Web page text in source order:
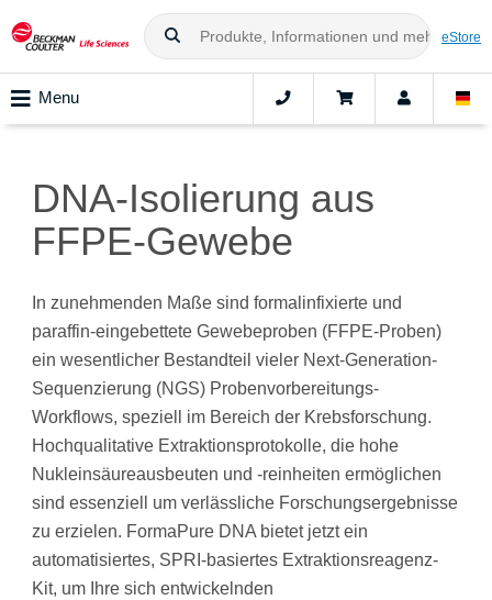
eStore
Menu
DNA-Isolierung aus
FFPE-Gewebe
In zunehmenden Maße sind formalinfixierte und
paraffin-eingebettete Gewebeproben (FFPE-Proben)
ein wesentlicher Bestandteil vieler Next-Generation-
Sequenzierung (NGS) Probenvorbereitungs-
Workflows, speziell im Bereich der Krebsforschung.
Hochqualitative Extraktionsprotokolle, die hohe
Nukleinsäureausbeuten und -reinheiten ermöglichen
sind essenziell um verlässliche Forschungsergebnisse
zu erzielen. FormaPure DNA bietet jetzt ein
automatisiertes, SPRI-basiertes Extraktionsreagenz-
Kit, um Ihre sich entwickelnden